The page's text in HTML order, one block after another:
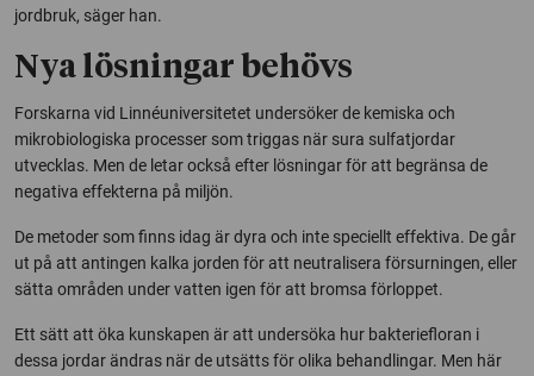
jordbruk, säger han.
Nya lösningar behövs
Forskarna vid Linnéuniversitetet undersöker de kemiska och
mikrobiologiska processer som triggas när sura sulfatjordar
utvecklas. Men de letar också efter lösningar för att begränsa de
negativa effekterna på miljön.
De metoder som finns idag är dyra och inte speciellt effektiva. De går
ut på att antingen kalka jorden för att neutralisera försurningen, eller
sätta områden under vatten igen för att bromsa förloppet.
Ett sätt att öka kunskapen är att undersöka hur bakteriefloran i
dessa jordar ändras när de utsätts för olika behandlingar. Men här